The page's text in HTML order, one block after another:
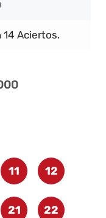
14 Aciertos.
11 12
21 22